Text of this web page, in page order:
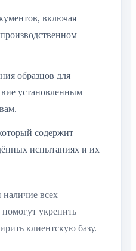
включая
образцов для
установленным
содержит
испытаниях и их
всех
укрепить
клиентскую базу.